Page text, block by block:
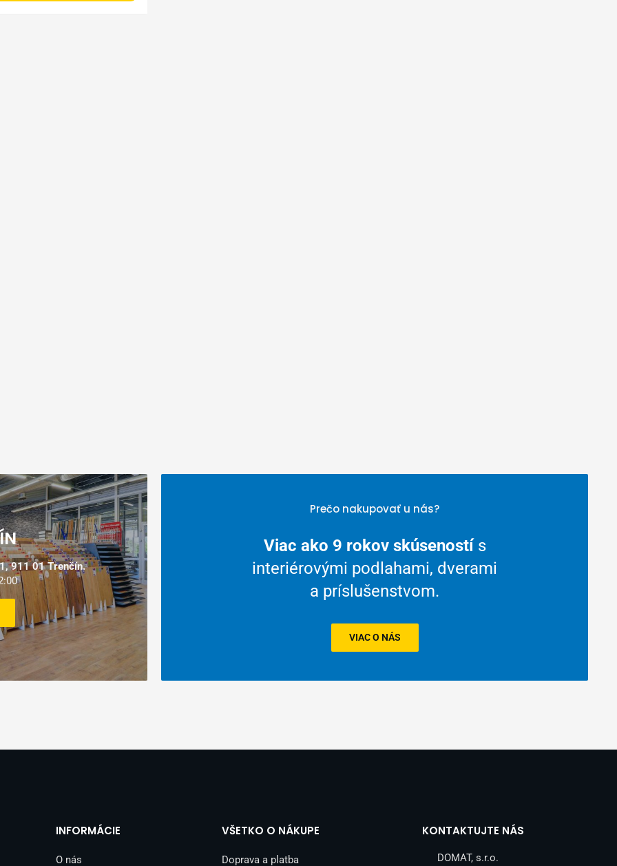
911 01 Trenčín.
servis.
Prečo nakupovať u nás?
Viac ako 9 rokov skúsenostís
interiérovými podlahami, dverami
a príslušenstvom.
VIAC O NÁS
INFORMÁCIE
O nás
VŠETKO O NÁKUPE
Doprava a platba
KONTAKTUJTE NÁS
DOMAT, s.r.o.